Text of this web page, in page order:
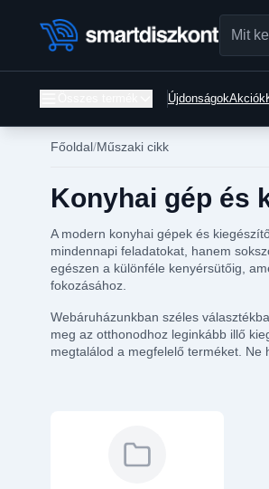
ÚjdonságokAkciók
Főoldal Műszaki cikk
Konyhai gép és
A modern konyhai gépek és
mindennapi feladatokat, hanem
egészen a különféle kenyérsütőig,
fokozásához.
Webáruházunkban széles
meg az otthonodhoz leginkább illő
megtalálod a megfelelő terméket. Ne